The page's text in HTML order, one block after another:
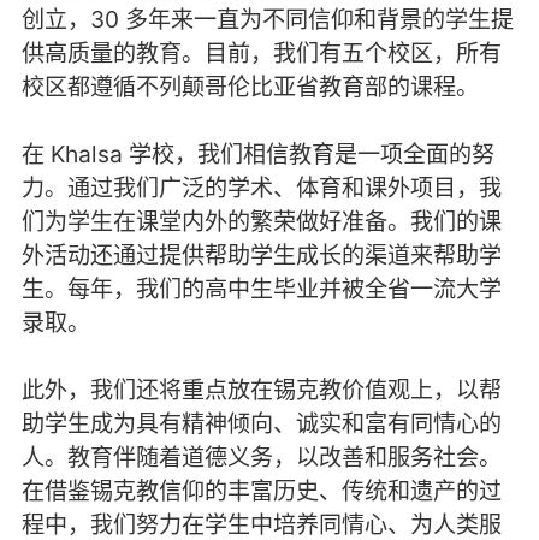
创立，30 多年来一直为不同信仰和背景的学生提
供高质量的教育。目前，我们有五个校区，所有
校区都遵循不列颠哥伦比亚省教育部的课程。
在 Khalsa 学校，我们相信教育是一项全面的努
力。通过我们广泛的学术、体育和课外项目，我
们为学生在课堂内外的繁荣做好准备。我们的课
外活动还通过提供帮助学生成长的渠道来帮助学
生。每年，我们的高中生毕业并被全省一流大学
录取。
此外，我们还将重点放在锡克教价值观上，以帮
助学生成为具有精神倾向、诚实和富有同情心的
人。教育伴随着道德义务，以改善和服务社会。
在借鉴锡克教信仰的丰富历史、传统和遗产的过
程中，我们努力在学生中培养同情心、为人类服